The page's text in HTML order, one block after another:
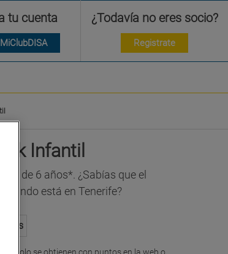
tu cuenta ¿Todavía no eres socio?
Registrate
Infantil
de 6 años*. ¿Sabías que el
mundo está en Tenerife?